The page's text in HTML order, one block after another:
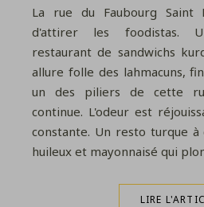
La rue du Faubourg Saint
d'attirer les foodistas.
restaurant de sandwichs
allure folle des lahmacuns,
un des piliers de cette
continue. L'odeur est
constante. Un resto turque
huileux et mayonnaisé qui
LIRE